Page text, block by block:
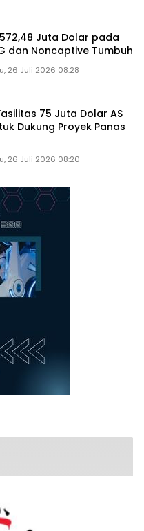
572,48 Juta Dolar pada
dan Noncaptive Tumbuh
26 Juli 2026 08:28
75 Juta Dolar AS
Dukung Proyek Panas
26 Juli 2026 08:20